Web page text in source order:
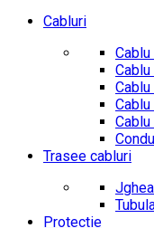
Cabluri
Cablu
Cablu
Cablu
Trasee cabluri
Protectie